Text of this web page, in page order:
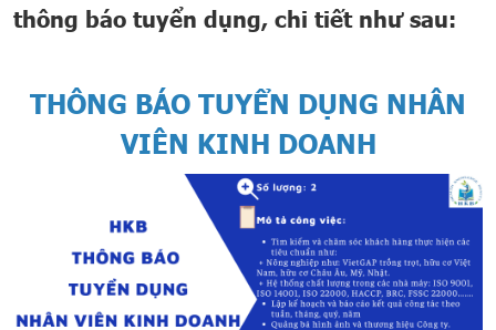
thông báo tuyển dụng, chi tiết như sau:
THÔNG BÁO TUYỂN DỤNG NHÂN
VIÊN KINH DOANH